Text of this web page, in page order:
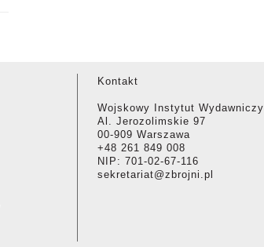
Kontakt
Wojskowy Instytut Wydawniczy
Al. Jerozolimskie 97
00-909 Warszawa
+48 261 849 008
NIP: 701-02-67-116
sekretariat@zbrojni.pl